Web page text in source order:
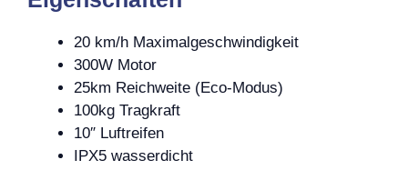
20 km/h Maximalgeschwindigkeit
300W Motor
25km Reichweite (Eco-Modus)
100kg Tragkraft
10″ Luftreifen
IPX5 wasserdicht